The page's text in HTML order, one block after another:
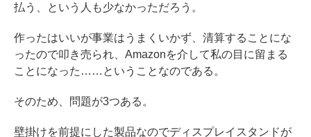
払う、という人も少なかっただろう。
作ったはいいが事業はうまくいかず、清算することにな
ったので叩き売られ、Amazonを介して私の目に留まる
ことになった……ということなのである。
そのため、問題が3つある。
壁掛けを前提にした製品なのでディスプレイスタンドが